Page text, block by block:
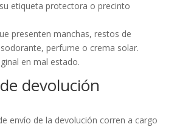
etiqueta protectora o precinto
presenten manchas, restos de
perfume o crema solar.
en mal estado.
devolución
envío de la devolución corren a cargo